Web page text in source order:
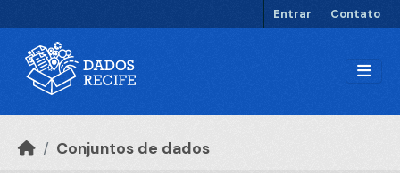
Entrar Contato
Conjuntos de dados